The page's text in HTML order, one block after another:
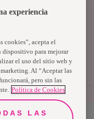
experiencia
cookies”, acepta el
dispositivo para mejorar
el uso del sitio web y
Al “Aceptar las
pero sin las
Política de Cookies
LAS